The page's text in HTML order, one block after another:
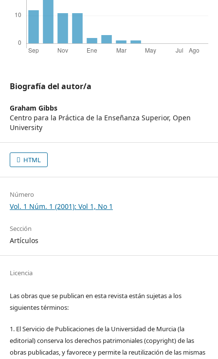
Biografía del autor/a
Graham Gibbs
Centro para la Práctica de la Enseñanza Superior, Open
University
HTML
Número
Vol. 1 Núm. 1 (2001): Vol 1, No 1
Sección
Artículos
Licencia
Las obras que se publican en esta revista están sujetas a los
siguientes términos:
1. El Servicio de Publicaciones de la Universidad de Murcia (la
editorial) conserva los derechos patrimoniales (copyright) de las
obras publicadas, y favorece y permite la reutilización de las mismas